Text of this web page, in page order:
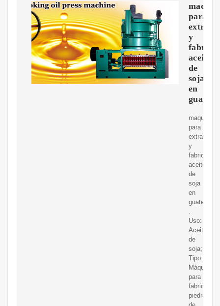
para
extraer
y
aceite
de
soja
en
maquina
para
extraer
y
fabricar
aceite
de
soja
en
guatemala
Uso:
Aceite
de
soja;
Tipo:
Máquina
para
fabricar
piedra